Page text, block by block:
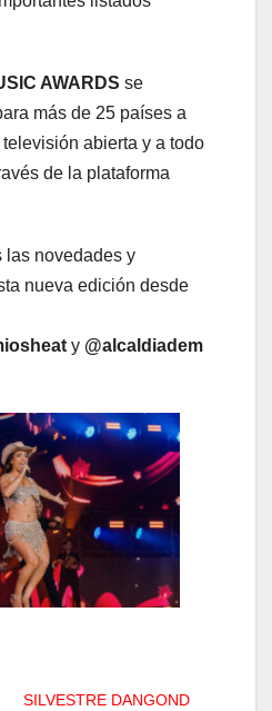
AWARDS se
más de 25 países a
abierta y a todo
de la plataforma
las novedades y
nueva edición desde
y @alcaldiadem
SILVESTRE DANGOND